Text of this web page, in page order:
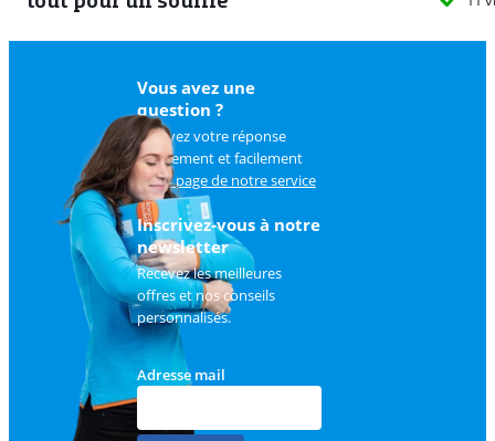
Vous avez une
question ?
Trouvez votre réponse
rapidement et facilement
surla page de notre service
client.
Inscrivez-vous à notre
newsletter
Recevez les meilleures
offres et nos conseils
personnalisés.
Adresse mail